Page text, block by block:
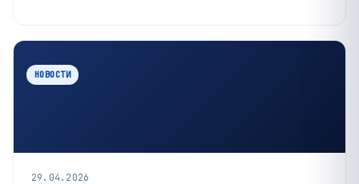
НОВОСТИ
29.04.2026